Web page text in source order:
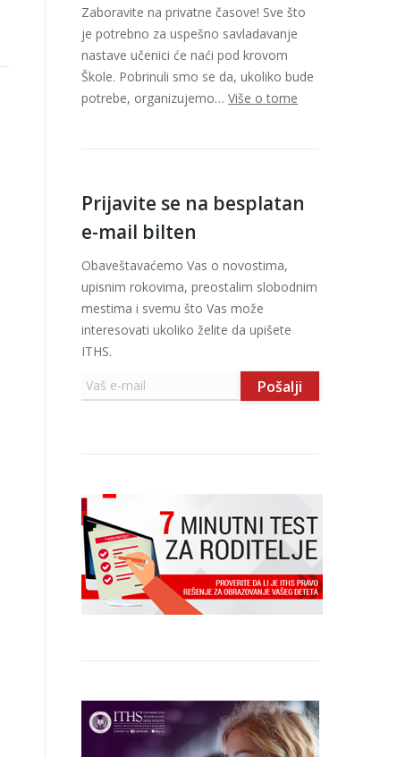
Zaboravite na privatne časove! Sve što
je potrebno za uspešno savladavanje
nastave učenici će naći pod krovom
Škole. Pobrinuli smo se da, ukoliko bude
potrebe, organizujemo…Više o tome
Prijavite se na besplatan
e-mail bilten
Obaveštavaćemo Vas o novostima,
upisnim rokovima, preostalim slobodnim
mestima i svemu što Vas može
interesovati ukoliko želite da upišete
ITHS.